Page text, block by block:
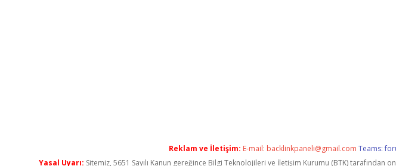
Reklam ve İletişim: E-mail: backlinkpaneli@gmail.com Teams:
Yasal Uyarı: Sitemiz, 5651 Sayılı Kanun gereğince Bilgi Teknolojileri ve İletişim Kurumu (BTK)